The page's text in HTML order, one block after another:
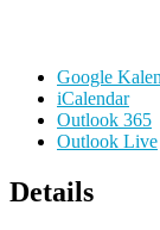
Google
iCalendar
Outlook 365
Outlook Live
Details